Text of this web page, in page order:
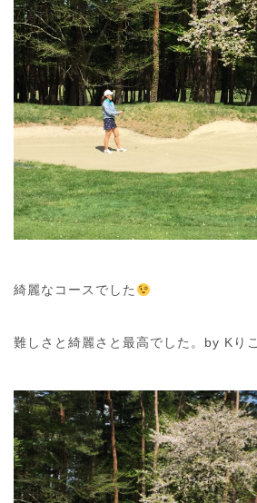
綺麗なコースでした
難しさと綺麗さと最高でした。by Kりこ